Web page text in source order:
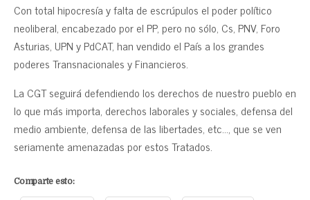
Con total hipocresía y falta de escrúpulos el poder político
neoliberal, encabezado por el PP, pero no sólo, Cs, PNV, Foro
Asturias, UPN y PdCAT, han vendido el País a los grandes
poderes Transnacionales y Financieros.
La CGT seguirá defendiendo los derechos de nuestro pueblo en
lo que más importa, derechos laborales y sociales, defensa del
medio ambiente, defensa de las libertades, etc…, que se ven
seriamente amenazadas por estos Tratados.
Comparte esto: